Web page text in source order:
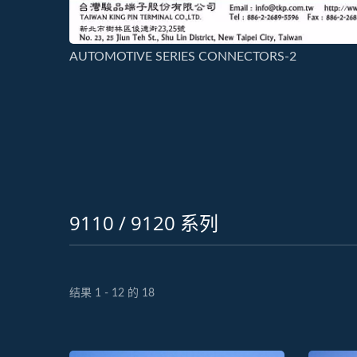
AUTOMOTIVE SERIES CONNECTORS-2
9110 / 9120 系列
结果 1 - 12 的 18